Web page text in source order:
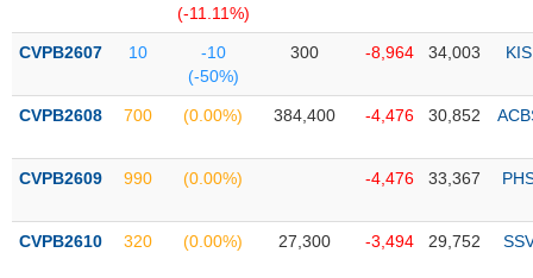
Theo
đặc
biệt
Không
được
quỹ
(-11.11%)
CVPB2607 10
-10
(-50%)
300 -8,964 34,003 KIS
CVPB2608 700 (0.00%) 384,400 -4,476 30,852
CVPB2609 990 (0.00%) -4,476 33,367
CVPB2610 320 (0.00%) 27,300 -3,494 29,752
CÔNG
ĐẦU
DỮ